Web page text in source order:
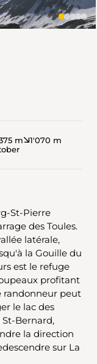
m
1'070 m
St-Pierre
des Toules.
latérale,
la Gouille du
est le refuge
profitant
randonneur peut
le lac des
Bernard,
la direction
sur La